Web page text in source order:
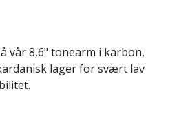
vår 8,6" tonearm i karbon,
lager for svært lav